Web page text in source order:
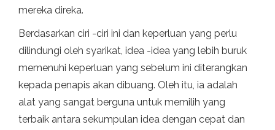
mereka direka.
Berdasarkan ciri -ciri ini dan keperluan yang perlu
dilindungi oleh syarikat, idea -idea yang lebih buruk
memenuhi keperluan yang sebelum ini diterangkan
kepada penapis akan dibuang. Oleh itu, ia adalah
alat yang sangat berguna untuk memilih yang
terbaik antara sekumpulan idea dengan cepat dan